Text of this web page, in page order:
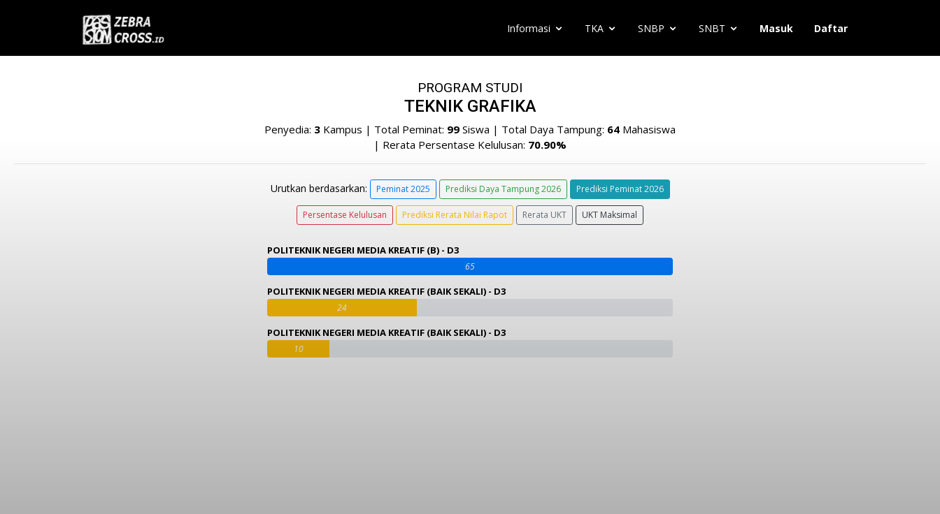
Informasi TKA SNBP SNBT Masuk Daftar
PROGRAM STUDI
TEKNIK GRAFIKA
Penyedia: 3 Kampus | Total Peminat: 99 Siswa | Total Daya Tampung: 64 Mahasiswa
| Rerata Persentase Kelulusan: 70.90%
Urutkan berdasarkan: Peminat 2025 Prediksi Daya Tampung 2026 Prediksi Peminat 2026
Persentase Kelulusan Prediksi Rerata Nilai Rapot Rerata UKT UKT Maksimal
POLITEKNIK NEGERI MEDIA KREATIF (B) - D3
65
POLITEKNIK NEGERI MEDIA KREATIF (BAIK SEKALI) - D3
24
POLITEKNIK NEGERI MEDIA KREATIF (BAIK SEKALI) - D3
10